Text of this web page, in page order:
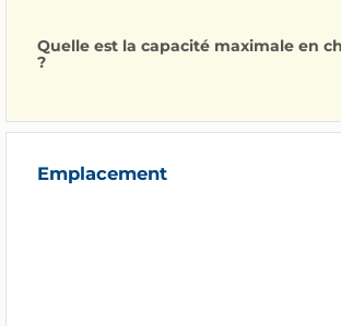
Quelle est la capacité maximale en
?
Emplacement